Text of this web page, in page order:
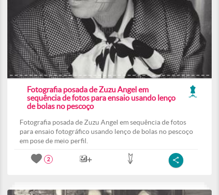
Fotografia posada de Zuzu Angel em
sequência de fotos para ensaio usando lenço
de bolas no pescoço
Fotografia posada de Zuzu Angel em sequência de fotos
para ensaio fotográfico usando lenço de bolas no pescoço
em pose de meio perfil.
2